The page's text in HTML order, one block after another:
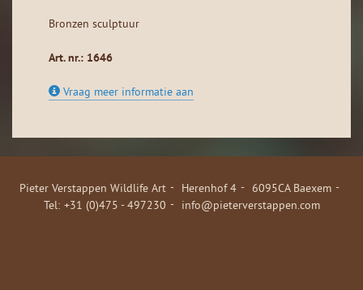
Bronzen sculptuur
Art. nr.: 1646
Vraag meer informatie aan
Pieter Verstappen Wildlife Art Herenhof 4
6095CA Baexem
+31 (0)475 - 497230
info@pieterverstappen.com